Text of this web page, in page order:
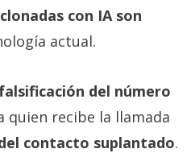
con IA son
actual.
falsificación del número
quien recibe la llamada
contacto suplantado.